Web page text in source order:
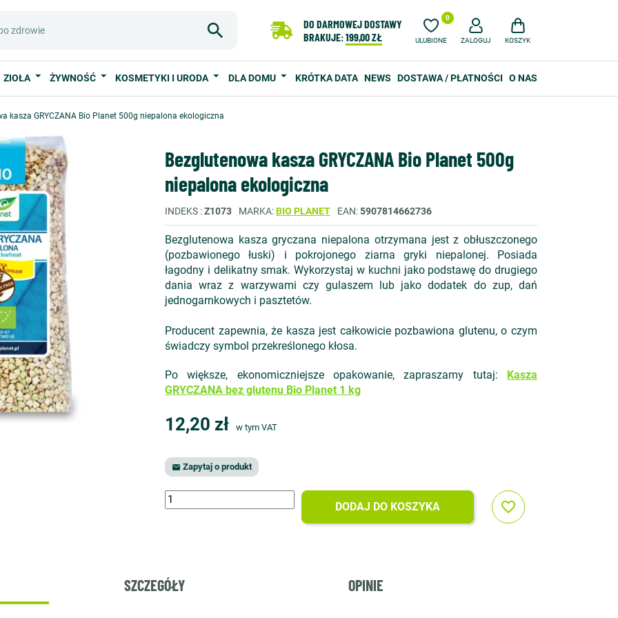
DO DARMOWEJ DOSTAWY
BRAKUJE:199,00 ZŁ ULUBIONE
0
ZALOGUJ KOSZYK
ZIOŁA ŻYWNOŚĆ KOSMETYKI I URODA DLA DOMU KRÓTKA DATA NEWS DOSTAWA / PŁATNOŚCI O NAS
kasza GRYCZANA Bio Planet 500g niepalona ekologiczna
Bezglutenowa kasza GRYCZANA Bio Planet 500g
niepalona ekologiczna
INDEKS Z1073 MARKA BIO PLANET EAN 5907814662736
Bezglutenowa kasza gryczana niepalona otrzymana jest z obłuszczonego
(pozbawionego łuski) i pokrojonego ziarna gryki niepalonej. Posiada
łagodny i delikatny smak. Wykorzystaj w kuchni jako podstawę do drugiego
dania wraz z warzywami czy gulaszem lub jako dodatek do zup, dań
jednogarnkowych i pasztetów.
Producent zapewnia, że kasza jest całkowicie pozbawiona glutenu, o czym
świadczy symbol przekreślonego kłosa.
Po większe, ekonomiczniejsze opakowanie, zapraszamy tutaj: Kasza
GRYCZANA bez glutenu Bio Planet 1 kg
12,20 zł w tym VAT
 Zapytaj o produkt
DODAJ DO KOSZYKA favorite_border
SZCZEGÓŁY OPINIE